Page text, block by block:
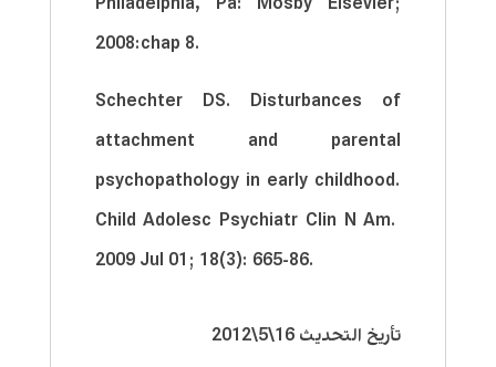
2008:chap 8.
Schechter DS. Disturbances of
attachment and parental
psychopathology in early childhood.
Child Adolesc Psychiatr Clin N Am.
2009 Jul 01; 18(3): 665-86.
تأريخ التحديث 16\5\2012